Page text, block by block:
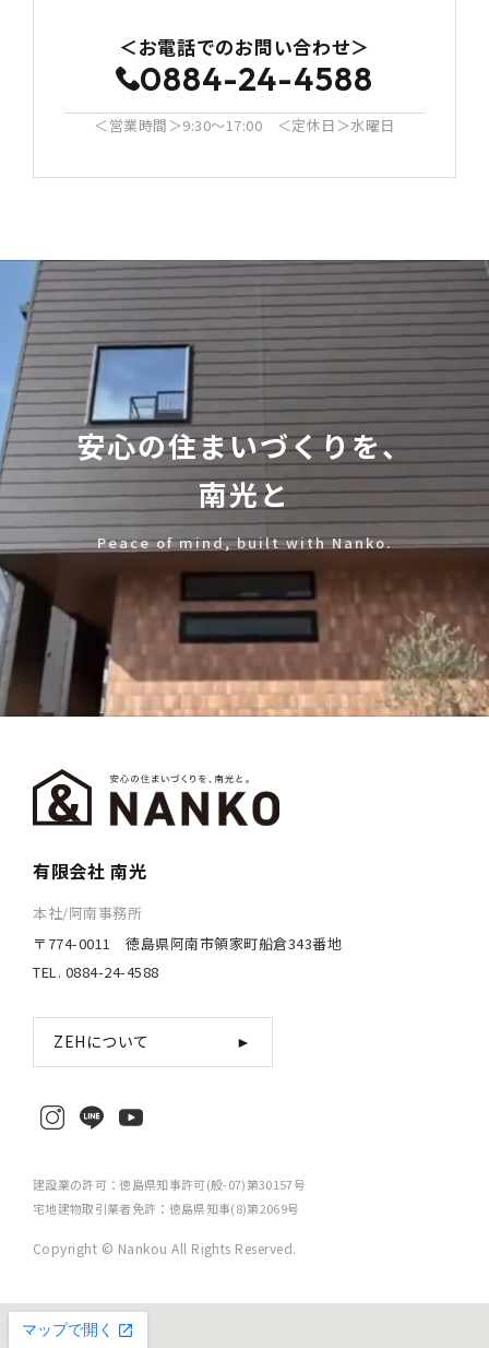
＜お電話でのお問い合わせ＞
0884-24-4588
＜営業時間＞9:30〜17:00 ＜定休日＞水曜日
安心の住まいづくりを、
南光と
Peace of mind, built with Nanko.
有限会社 南光
本社/阿南事務所
〒774-0011 徳島県阿南市領家町船倉343番地
TEL. 0884-24-4588
ZEHについて ►
建設業の許可：徳島県知事許可(般-07)第30157号
宅地建物取引業者免許：徳島県知事(8)第2069号
Copyright © Nankou All Rights Reserved.